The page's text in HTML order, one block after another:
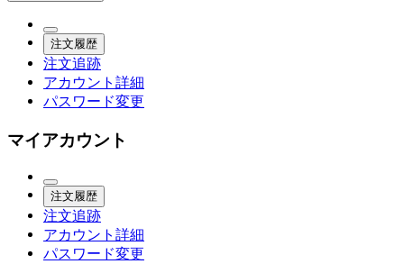
注文履歴
注文追跡
アカウント詳細
パスワード変更
マイアカウント
注文履歴
注文追跡
アカウント詳細
パスワード変更